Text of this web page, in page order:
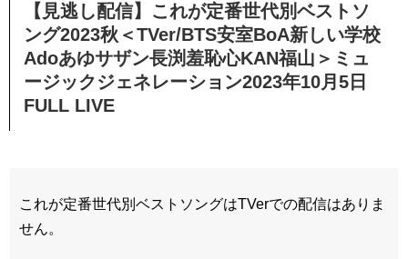
【見逃し配信】これが定番世代別ベストソ
ング2023秋＜TVer/BTS安室BoA新しい学校
Adoあゆサザン長渕羞恥心KAN福山＞ミュ
ージックジェネレーション2023年10月5日
FULL LIVE
これが定番世代別ベストソングはTVerでの配信はありま
せん。